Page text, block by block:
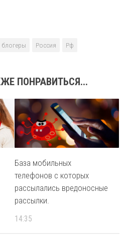
блогеры Россия Рф
ПОНРАВИТЬСЯ...
База мобильных
телефонов с которых
рассылались вредоносные
рассылки.
14:35